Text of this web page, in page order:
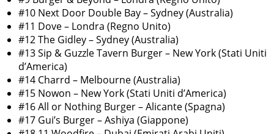
#10 Next Door Double Bay – Sydney (Australia)
#11 Dove – Londra (Regno Unito)
#12 The Gidley – Sydney (Australia)
#13 Sip & Guzzle Tavern Burger – New York (Stati Uniti
d’America)
#14 Charrd – Melbourne (Australia)
#15 Nowon – New York (Stati Uniti d’America)
#16 All or Nothing Burger – Alicante (Spagna)
#17 Gui’s Burger – Ashiya (Giappone)